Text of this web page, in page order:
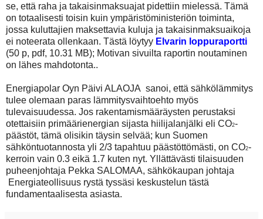
se, että raha ja takaisinmaksuajat pidettiin mielessä. Tämä
on totaalisesti toisin kuin ympäristöministeriön toiminta,
jossa kuluttajien maksettavia kuluja ja takaisinmaksuaikoja
ei noteerata ollenkaan. Tästä löytyy Elvarin loppuraportti
(50 p, pdf, 10.31 MB); Motivan sivuilta raportin noutaminen
on lähes mahdotonta..
Energiapolar Oyn Päivi ALAOJA sanoi, että sähkölämmitys
tulee olemaan paras lämmitysvaihtoehto myös
tulevaisuudessa. Jos rakentamismääräysten perustaksi
otettaisiin primäärienergian sijasta hiilijalanjälki eli CO2-
päästöt, tämä olisikin täysin selvää; kun Suomen
sähköntuotannosta yli 2/3 tapahtuu päästöttömästi, on CO2-
kerroin vain 0.3 eikä 1.7 kuten nyt. Yllättävästi tilaisuuden
puheenjohtaja Pekka SALOMAA, sähkökaupan johtaja
Energiateollisuus rystä tyssäsi keskustelun tästä
fundamentaalisesta asiasta.